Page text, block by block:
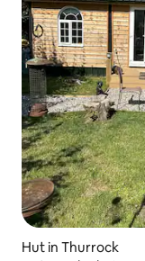
Hut in Thurrock